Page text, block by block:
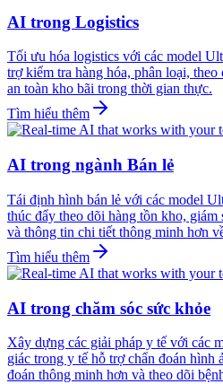
AI trong Logistics
Tối ưu hóa logistics với các model
trợ kiểm tra hàng hóa, phân loại,
an toàn kho bãi trong thời gian thực.
Tìm hiểu thêm
AI trong ngành Bán lẻ
Tái định hình bán lẻ với các model
thúc đẩy theo dõi hàng tồn kho, giám
và thông tin chi tiết thông minh hơn
Tìm hiểu thêm
AI trong chăm sóc sức khỏe
Xây dựng các giải pháp y tế với các
giác trong y tế hỗ trợ chẩn đoán hình
đoán thông minh hơn và theo dõi